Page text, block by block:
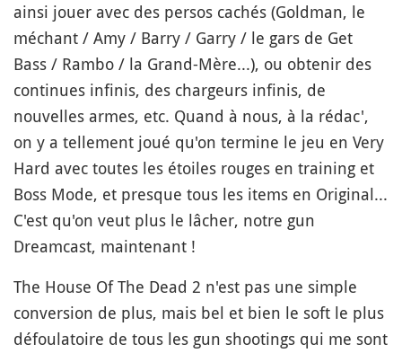
ainsi jouer avec des persos cachés (Goldman, le
méchant / Amy / Barry / Garry / le gars de Get
Bass / Rambo / la Grand-Mère...), ou obtenir des
continues infinis, des chargeurs infinis, de
nouvelles armes, etc. Quand à nous, à la rédac',
on y a tellement joué qu'on termine le jeu en Very
Hard avec toutes les étoiles rouges en training et
Boss Mode, et presque tous les items en Original...
C'est qu'on veut plus le lâcher, notre gun
Dreamcast, maintenant !
The House Of The Dead 2 n'est pas une simple
conversion de plus, mais bel et bien le soft le plus
défoulatoire de tous les gun shootings qui me sont